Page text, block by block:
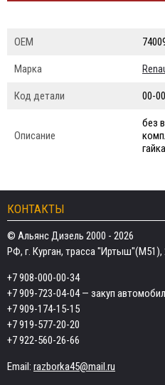
ОЕМ
Марка
Код детали 00-
Описание
без
КОНТАКТЫ
© Альянс Дизель 2000 - 2026
РФ, г. Курган, трасса "Иртыш"(М51),
+7 908-000-00-34
+7 909-723-04-04— закуп
+7 909-174-15-15
+7 919-577-20-20
+7 922-560-26-66
Email: razborka45@mail.ru